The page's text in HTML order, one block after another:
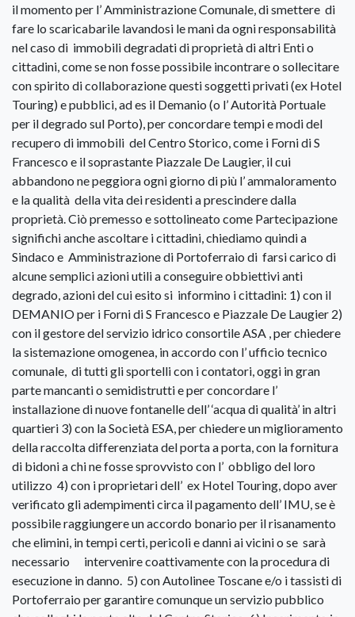
il momento per l’ Amministrazione Comunale, di smettere di
fare lo scaricabarile lavandosi le mani da ogni responsabilità
nel caso di immobili degradati di proprietà di altri Enti o
cittadini, come se non fosse possibile incontrare o sollecitare
con spirito di collaborazione questi soggetti privati (ex Hotel
Touring) e pubblici, ad es il Demanio (o l’ Autorità Portuale
per il degrado sul Porto), per concordare tempi e modi del
recupero di immobili del Centro Storico, come i Forni di S
Francesco e il soprastante Piazzale De Laugier, il cui
abbandono ne peggiora ogni giorno di più l’ ammaloramento
e la qualità della vita dei residenti a prescindere dalla
proprietà. Ciò premesso e sottolineato come Partecipazione
significhi anche ascoltare i cittadini, chiediamo quindi a
Sindaco e Amministrazione di Portoferraio di farsi carico di
alcune semplici azioni utili a conseguire obbiettivi anti
degrado, azioni del cui esito si informino i cittadini: 1) con il
DEMANIO per i Forni di S Francesco e Piazzale De Laugier 2)
con il gestore del servizio idrico consortile ASA , per chiedere
la sistemazione omogenea, in accordo con l’ ufficio tecnico
comunale, di tutti gli sportelli con i contatori, oggi in gran
parte mancanti o semidistrutti e per concordare l’
installazione di nuove fontanelle dell’ ‘acqua di qualità’ in altri
quartieri 3) con la Società ESA, per chiedere un miglioramento
della raccolta differenziata del porta a porta, con la fornitura
di bidoni a chi ne fosse sprovvisto con l’ obbligo del loro
utilizzo 4) con i proprietari dell’ ex Hotel Touring, dopo aver
verificato gli adempimenti circa il pagamento dell’ IMU, se è
possibile raggiungere un accordo bonario per il risanamento
che elimini, in tempi certi, pericoli e danni ai vicini o se sarà
necessario intervenire coattivamente con la procedura di
esecuzione in danno. 5) con Autolinee Toscane e/o i tassisti di
Portoferraio per garantire comunque un servizio pubblico